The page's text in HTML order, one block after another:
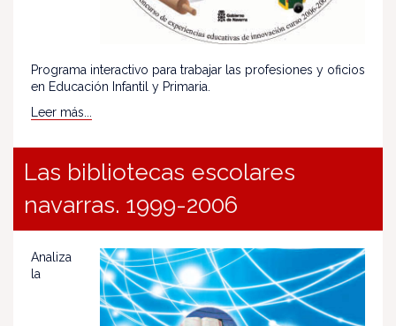
Programa interactivo para trabajar las profesiones y oficios
en Educación Infantil y Primaria.
Leer más...
Las bibliotecas escolares
navarras. 1999-2006
Analiza
la